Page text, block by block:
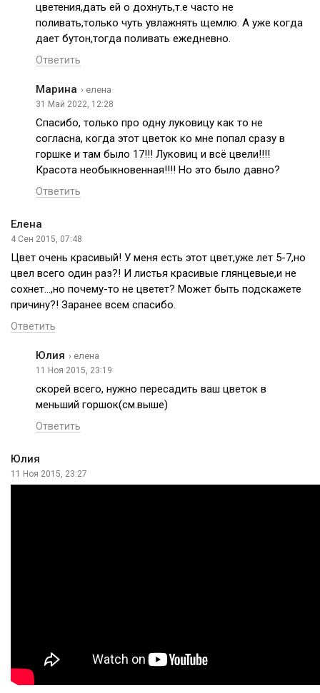
цветения,дать ей о дохнуть,т.е часто не
поливать,только чуть увлажнять щемлю. А уже когда
дает бутон,тогда поливать ежедневно.
Ответить
Марина › елена
31 Май 2022, 12:28
Спасибо, только про одну луковицу как то не
согласна, когда этот цветок ко мне попал сразу в
горшке и там было 17!!! Луковиц и всё цвели!!!!
Красота необыкновенная!!!! Но это было давно?
Ответить
Елена
4 Сен 2015, 07:48
Цвет очень красивый! У меня есть этот цвет,уже лет 5-7,но
цвел всего один раз?! И листья красивые глянцевые,и не
сохнет…,но почему-то не цветет? Может быть подскажете
причину?! Заранее всем спасибо.
Ответить
Юлия › елена
11 Ноя 2015, 23:19
скорей всего, нужно пересадить ваш цветок в
меньший горшок(см.выше)
Ответить
Юлия
11 Ноя 2015, 23:27